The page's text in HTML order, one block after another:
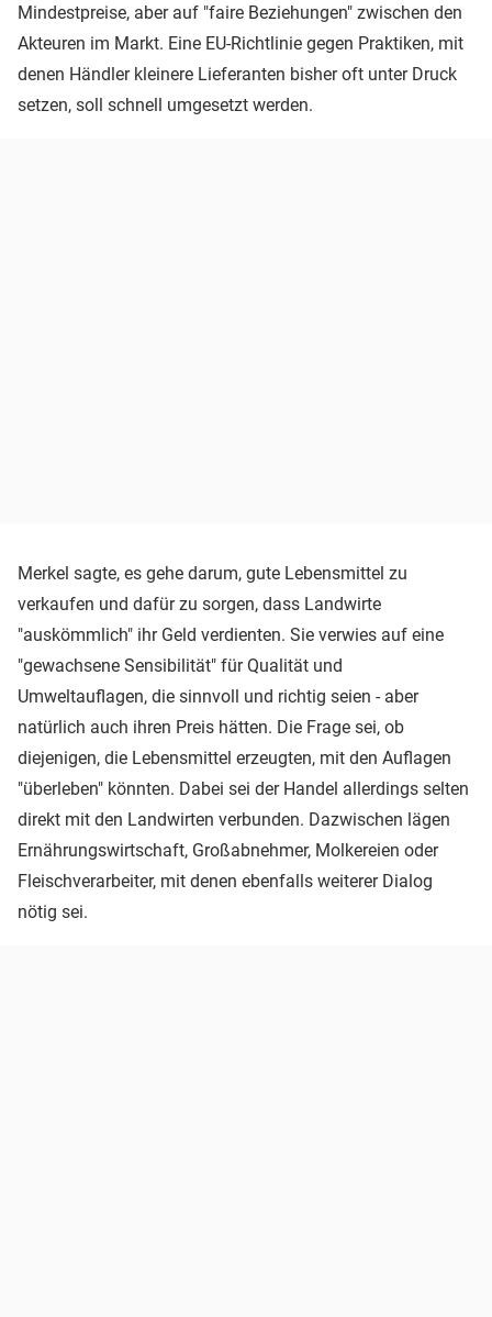
Mindestpreise, aber auf "faire Beziehungen" zwischen den
Akteuren im Markt. Eine EU-Richtlinie gegen Praktiken, mit
denen Händler kleinere Lieferanten bisher oft unter Druck
setzen, soll schnell umgesetzt werden.
Merkel sagte, es gehe darum, gute Lebensmittel zu
verkaufen und dafür zu sorgen, dass Landwirte
"auskömmlich" ihr Geld verdienten. Sie verwies auf eine
"gewachsene Sensibilität" für Qualität und
Umweltauflagen, die sinnvoll und richtig seien - aber
natürlich auch ihren Preis hätten. Die Frage sei, ob
diejenigen, die Lebensmittel erzeugten, mit den Auflagen
"überleben" könnten. Dabei sei der Handel allerdings selten
direkt mit den Landwirten verbunden. Dazwischen lägen
Ernährungswirtschaft, Großabnehmer, Molkereien oder
Fleischverarbeiter, mit denen ebenfalls weiterer Dialog
nötig sei.